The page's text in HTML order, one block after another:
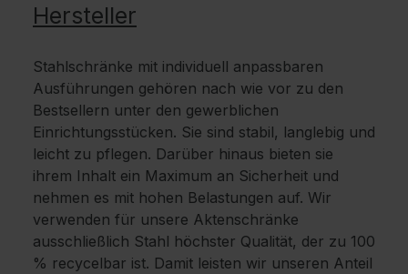
Hersteller
Stahlschränke mit individuell anpassbaren
Ausführungen gehören nach wie vor zu den
Bestsellern unter den gewerblichen
Einrichtungsstücken. Sie sind stabil, langlebig und
leicht zu pflegen. Darüber hinaus bieten sie
ihrem Inhalt ein Maximum an Sicherheit und
nehmen es mit hohen Belastungen auf. Wir
verwenden für unsere Aktenschränke
ausschließlich Stahl höchster Qualität, der zu 100
% recycelbar ist. Damit leisten wir unseren Anteil